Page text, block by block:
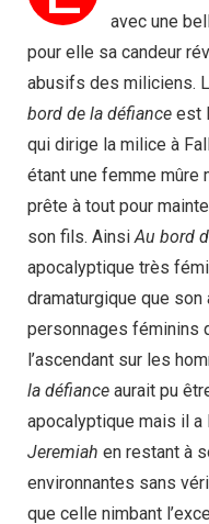
avec une
pour elle sa candeur
abusifs des miliciens.
bord de la défiance est
qui dirige la milice à
étant une femme mûre
prête à tout pour
son fils. AinsiAu bord
apocalyptique très
dramaturgique que
personnages féminins
l’ascendant sur les
la défiance aurait pu
apocalyptique mais il a
Jeremiah en restant à
environnantes sans
que celle nimbant